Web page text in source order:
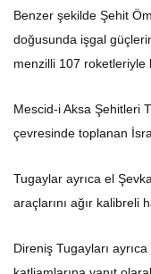
Benzer şekilde Şehit
doğusunda işgal
menzilli 107 roketleriyle
Mescid-i Aksa Şehitleri
çevresinde toplanan
Tugaylar ayrıca el
araçlarını ağır kalibreli
Direniş Tugayları
katliamlarına yanıt